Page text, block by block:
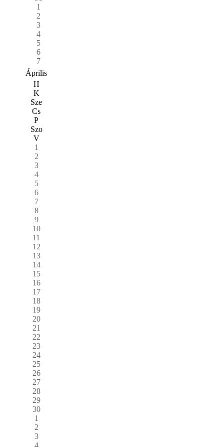
1
2
3
4
5
6
7
Április
H
K
Sze
Cs
P
Szo
V
1
2
3
4
5
6
7
8
9
10
11
12
13
14
15
16
17
18
19
20
21
22
23
24
25
26
27
28
29
30
1
2
3
4